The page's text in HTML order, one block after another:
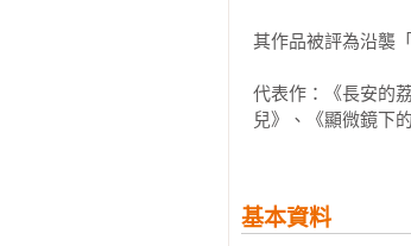
然後從袖子裡取出
他只是一個從九品
兩市的櫃坊之外，
其作品被評為沿襲
代表作：《長安的
兒》、《顯微鏡下
基本資料